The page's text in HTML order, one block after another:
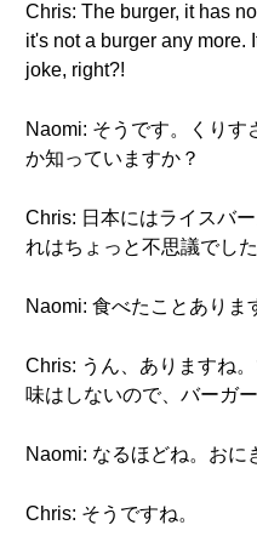
Chris: The burger, it has
it's not a burger any more.
joke, right?!
Naomi: そうです。くり
か知っていますか？
Chris: 日本にはライスバ
れはちょっと不思議でした
Naomi: 食べたことありま
Chris: うん、ありますね
味はしないので、バーガ
Naomi: なるほどね。おに
Chris: そうですね。